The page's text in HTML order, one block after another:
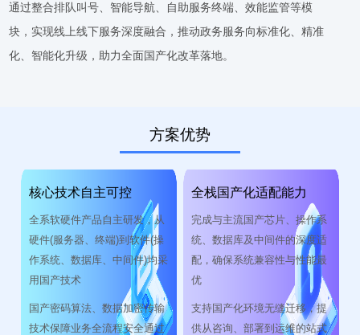
通过整合排队叫号、智能导航、自助服务终端、效能监管等模
块，实现线上线下服务深度融合，推动政务服务向标准化、精准
化、智能化升级，助力全面国产化改革落地。
方案优势
核心技术自主可控
全系软硬件产品自主研发，从
硬件(服务器、终端)到软件(操
作系统、数据库、中间件)均采
用国产技术
国产密码算法、数据加密传输
技术保障业务全流程安全通过
全栈国产化适配能力
完成与主流国产芯片、操作系
统、数据库及中间件的深度适
配，确保系统兼容性与性能最
优
支持国产化环境无缝迁移，提
供从咨询、部署到运维的站式